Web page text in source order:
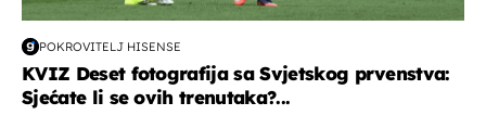
POKROVITELJ HISENSE
KVIZ Deset fotografija sa Svjetskog prvenstva:
Sjećate li se ovih trenutaka?...